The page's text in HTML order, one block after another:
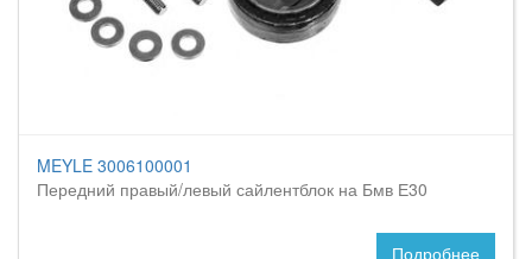
MEYLE 3006100001
Передний правый/левый сайлентблок на Бмв Е30
Подробнее